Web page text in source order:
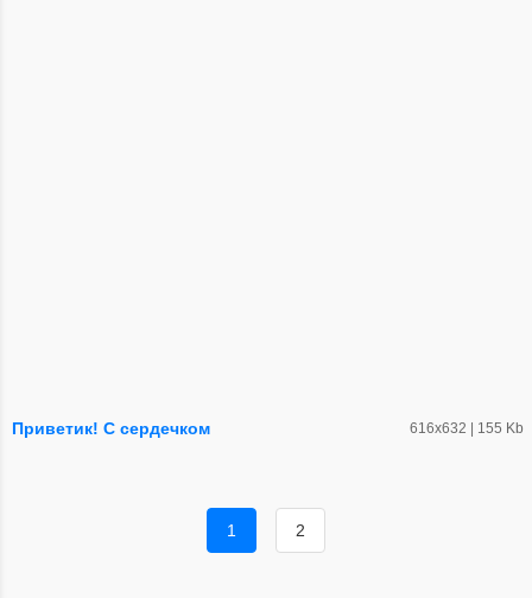
Приветик! С сердечком 616х632 | 155 Kb
1 2